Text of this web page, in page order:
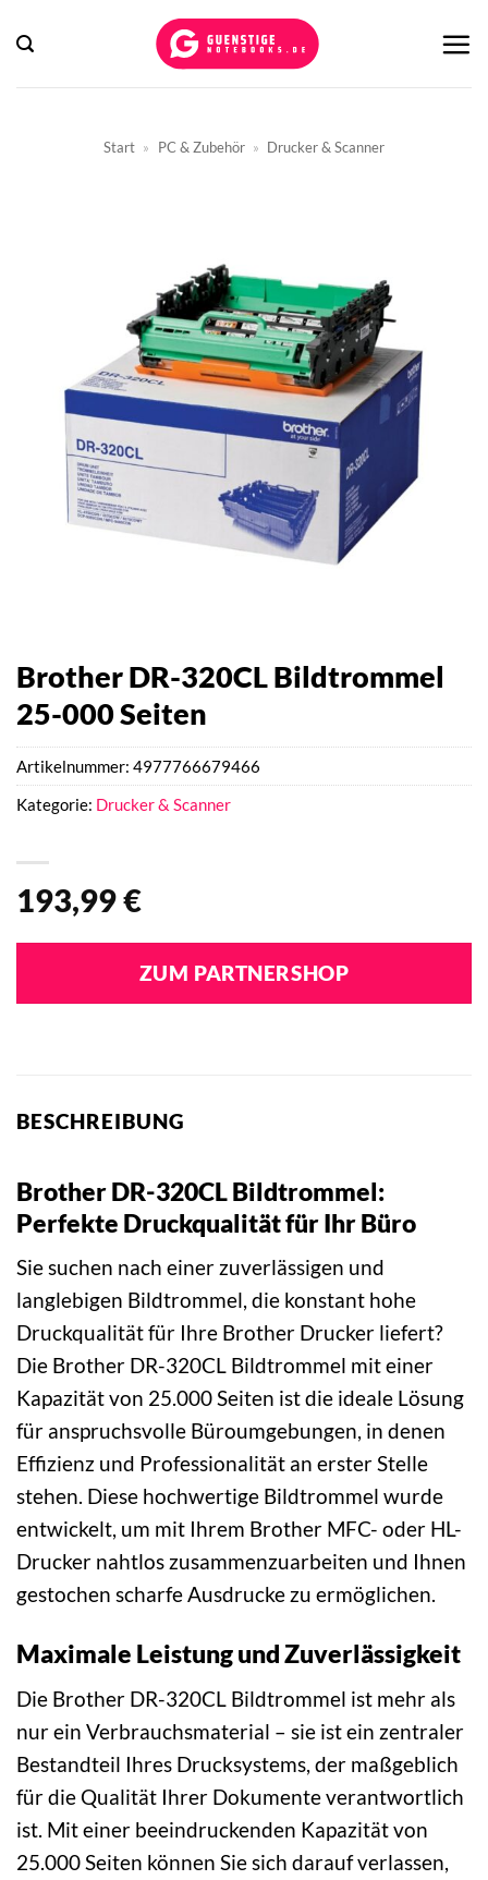
Inhalt
Start » PC & Zubehör » Drucker & Scanner
Brother DR-320CL Bildtrommel
25-000 Seiten
193,99€
ZUM PARTNERSHOP
Artikelnummer: 4977766679466
Kategorie: Drucker & Scanner
BESCHREIBUNG
Brother DR-320CL Bildtrommel:
Perfekte Druckqualität für Ihr Büro
Sie suchen nach einer zuverlässigen und
langlebigen Bildtrommel, die konstant hohe
Druckqualität für Ihre Brother Drucker liefert?
Die Brother DR-320CL Bildtrommel mit einer
Kapazität von 25.000 Seiten ist die ideale Lösung
für anspruchsvolle Büroumgebungen, in denen
Effizienz und Professionalität an erster Stelle
stehen. Diese hochwertige Bildtrommel wurde
entwickelt, um mit Ihrem Brother MFC- oder HL-
Drucker nahtlos zusammenzuarbeiten und Ihnen
gestochen scharfe Ausdrucke zu ermöglichen.
Maximale Leistung und Zuverlässigkeit
Die Brother DR-320CL Bildtrommel ist mehr als
nur ein Verbrauchsmaterial – sie ist ein zentraler
Bestandteil Ihres Drucksystems, der maßgeblich
für die Qualität Ihrer Dokumente verantwortlich
ist. Mit einer beeindruckenden Kapazität von
25.000 Seiten können Sie sich darauf verlassen,